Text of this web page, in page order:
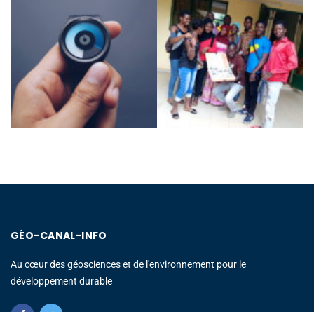
GÉO-CANAL-INFO
Au cœur des géosciences et de l'environnement pour le
développement durable